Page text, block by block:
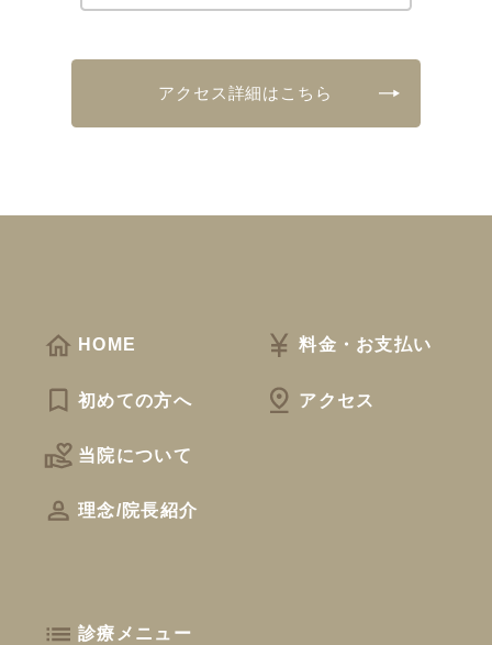
アクセス詳細はこちら
HOME
初めての方へ
当院について
理念/院長紹介
料金・お支払い
アクセス
診療メニュー